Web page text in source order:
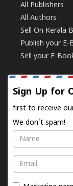
All Publishers
All Authors
Sell On Kerala
Publish your E-
Sell your E-
Sign Up for
first to receive
We don't spam!
Name
Email